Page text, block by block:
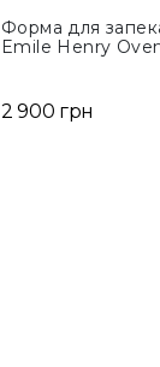
Форма для
Emile Henry
2 900 грн